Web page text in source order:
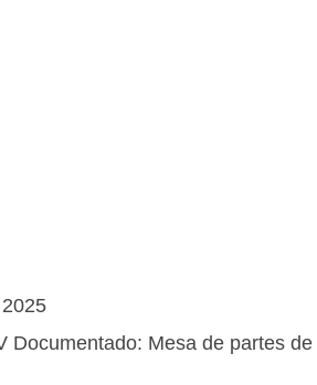
Documentado: Mesa de partes